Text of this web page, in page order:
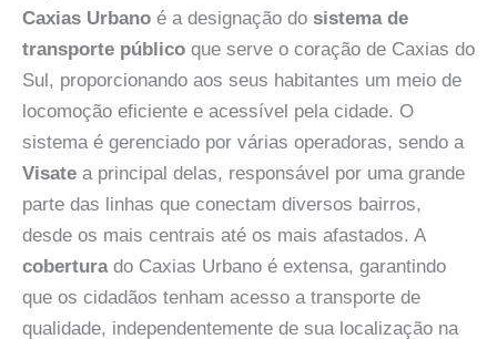
Caxias Urbano é a designação do sistema de
transporte público que serve o coração de Caxias do
Sul, proporcionando aos seus habitantes um meio de
locomoção eficiente e acessível pela cidade. O
sistema é gerenciado por várias operadoras, sendo a
Visate a principal delas, responsável por uma grande
parte das linhas que conectam diversos bairros,
desde os mais centrais até os mais afastados. A
coberturado Caxias Urbano é extensa, garantindo
que os cidadãos tenham acesso a transporte de
qualidade, independentemente de sua localização na